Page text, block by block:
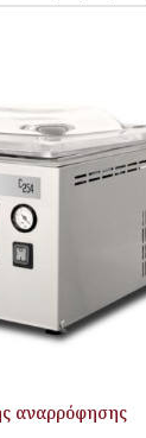
αναρρόφησης